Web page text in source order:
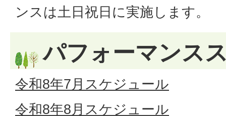
ンスは土日祝日に実施します。
パフォーマンス
令和8年7月スケジュール
令和8年8月スケジュール